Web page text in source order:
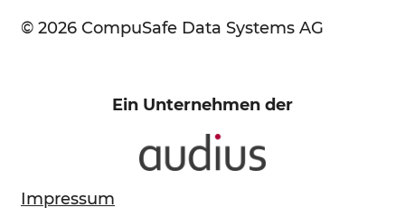
© 2026 CompuSafe Data Systems AG
Ein Unternehmen der
Impressum